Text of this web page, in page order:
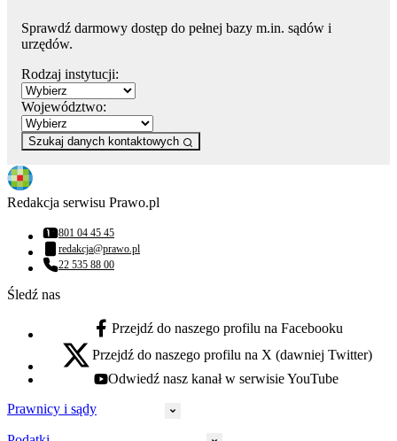
Sprawdź darmowy dostęp do pełnej bazy m.in. sądów i
urzędów.
Rodzaj instytucji:
Województwo:
Szukaj danych kontaktowych
Redakcja serwisu Prawo.pl
Numer telefonu:
801 04 45 45
Adres email:
redakcja@prawo.pl
Numer telefonu:
22 535 88 00
Śledź nas
facebook - otwiera się w nowej karcie
Przejdź do naszego profilu na Facebooku
x - otwiera się w nowej karcie
Przejdź do naszego profilu na X (dawniej Twitter)
youtube - otwiera się w nowej karcie
Odwiedź nasz kanał w serwisie YouTube
Prawnicy i sądy